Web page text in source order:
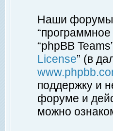
Наши форумы
“программное
“phpBB
License” (в
поддержку и
форуме и
можно